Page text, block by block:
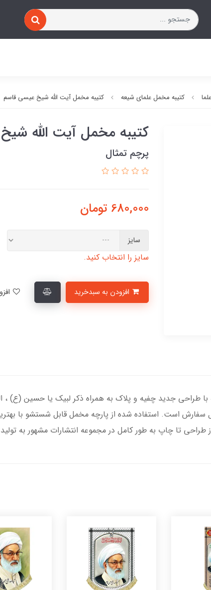
کتیبه مخمل علمای شیعه کتیبه مخمل آیت الله شیخ عیسی قاسم
کتیبه مخمل آیت الله
پرچم تمثال
680,000 تومان
سایز
سایز را انتخاب کنید.
طراحی جدید چفیه و پلاک به همراه ذکر لبیک یا حسین
سفارش است. استفاده شده از پارچه مخمل قابل شستشو با
تا چاپ به طور کامل در مجموعه انتشارات مشهور به